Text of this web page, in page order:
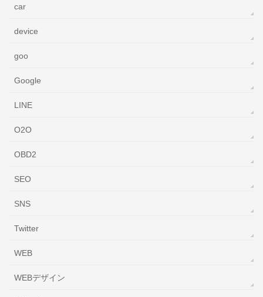
car
device
goo
Google
LINE
O2O
OBD2
SEO
SNS
Twitter
WEB
WEBデザイン